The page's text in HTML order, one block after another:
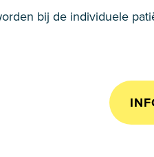
bij de individuele